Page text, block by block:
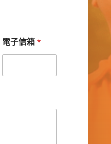
電子信箱*